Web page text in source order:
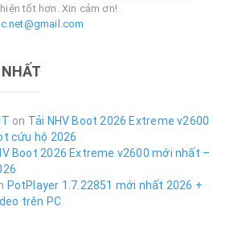
tốt hơn. Xin cảm ơn!
on Tải NHV Boot 2026 Extreme v2600
cứu hộ 2026
Boot 2026 Extreme v2600 mới nhất –
PotPlayer 1.7.22851 mới nhất 2026 +
trên PC